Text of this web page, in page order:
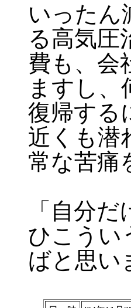
いったん
る高気圧
費も、会
ますし、
復帰する
近くも潜
常な苦痛
「自分
ひこうい
ばと思い